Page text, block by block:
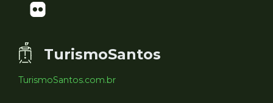
TurismoSantos
TurismoSantos.com.br